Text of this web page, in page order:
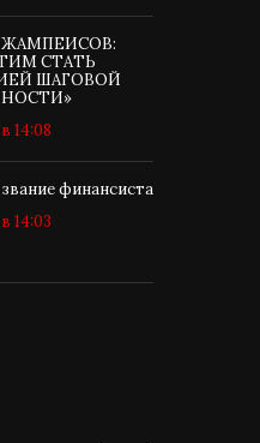
ЖАМПЕИСОВ:
СТАТЬ
ШАГОВОЙ
в 14:08
финансиста
в 14:03